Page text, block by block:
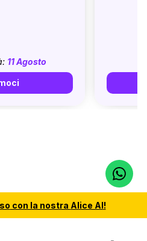
11 Agosto
con la nostra Alice AI!